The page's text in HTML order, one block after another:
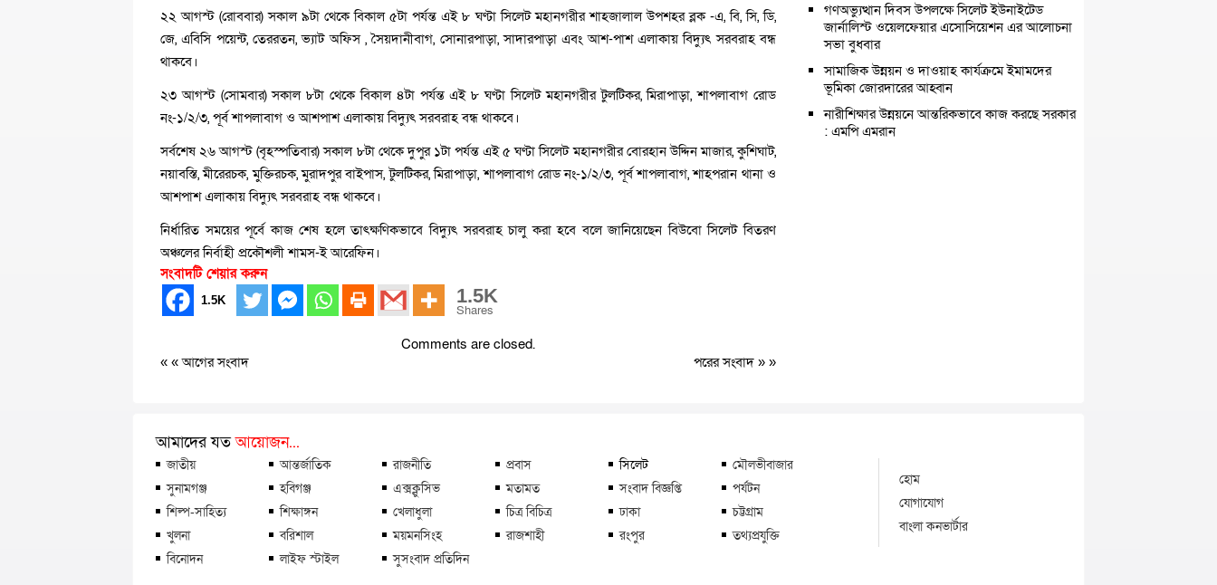
২২ আগস্ট (রোববার) সকাল ৯টা থেকে বিকাল ৫টা পর্যন্ত এই ৮ ঘণ্টা সিলেট মহানগরীর শাহজালাল উপশহর ব্লক -এ, বি, সি, ডি,
জে, এবিসি পয়েন্ট, তেররতন, ভ্যাট অফিস , সৈয়দানীবাগ, সোনারপাড়া, সাদারপাড়া এবং আশ-পাশ এলাকায় বিদ্যুৎ সরবরাহ বন্ধ
থাকবে।
২৩ আগস্ট (সোমবার) সকাল ৮টা থেকে বিকাল ৪টা পর্যন্ত এই ৮ ঘণ্টা সিলেট মহানগরীর টুলটিকর, মিরাপাড়া, শাপলাবাগ রোড
নং-১/২/৩, পূর্ব শাপলাবাগ ও আশপাশ এলাকায় বিদ্যুৎ সরবরাহ বন্ধ থাকবে।
সর্বশেষ ২৬ আগস্ট (বৃহস্পতিবার) সকাল ৮টা থেকে দুপুর ১টা পর্যন্ত এই ৫ ঘণ্টা সিলেট মহানগরীর বোরহান উদ্দিন মাজার, কুশিঘাট,
নয়াবস্তি, মীরেরচক, মুক্তিরচক, মুরাদপুর বাইপাস, টুলটিকর, মিরাপাড়া, শাপলাবাগ রোড নং-১/২/৩, পূর্ব শাপলাবাগ, শাহপরান থানা ও
আশপাশ এলাকায় বিদ্যুৎ সরবরাহ বন্ধ থাকবে।
নির্ধারিত সময়ের পূর্বে কাজ শেষ হলে তাৎক্ষণিকভাবে বিদ্যুৎ সরবরাহ চালু করা হবে বলে জানিয়েছেন বিউবো সিলেট বিতরণ
অঞ্চলের নির্বাহী প্রকৌশলী শামস-ই আরেফিন।
সংবাদটি শেয়ার করুন
1.5K 1.5K
Shares
Comments are closed.
« «আগের সংবাদ পরের সংবাদ » »
গণঅভ্যুত্থান দিবস উপলক্ষে সিলেট ইউনাইটেড
জার্নালিস্ট ওয়েলফেয়ার এসোসিয়েশন এর আলোচনা
সভা বুধবার
সামাজিক উন্নয়ন ও দাওয়াহ কার্যক্রমে ইমামদের
ভূমিকা জোরদারের আহ্বান
নারীশিক্ষার উন্নয়নে আন্তরিকভাবে কাজ করছে সরকার
: এমপি এমরান
আমাদের যতআয়োজন...
জাতীয় আন্তর্জাতিক রাজনীতি প্রবাস সিলেট
মৌলভীবাজার
সুনামগঞ্জ
হবিগঞ্জ এক্সক্লুসিভ মতামত সংবাদ বিজ্ঞপ্তি
পর্যটন
শিল্প-সাহিত্য
শিক্ষাঙ্গন খেলাধুলা চিত্র বিচিত্র ঢাকা
চট্টগ্রাম
খুলনা
বরিশাল ময়মনসিংহ রাজশাহী রংপুর
তথ্যপ্রযুক্তি
বিনোদন
লাইফ স্টাইল সুসংবাদ প্রতিদিন
হোম
যোগাযোগ
বাংলা কনভার্টার